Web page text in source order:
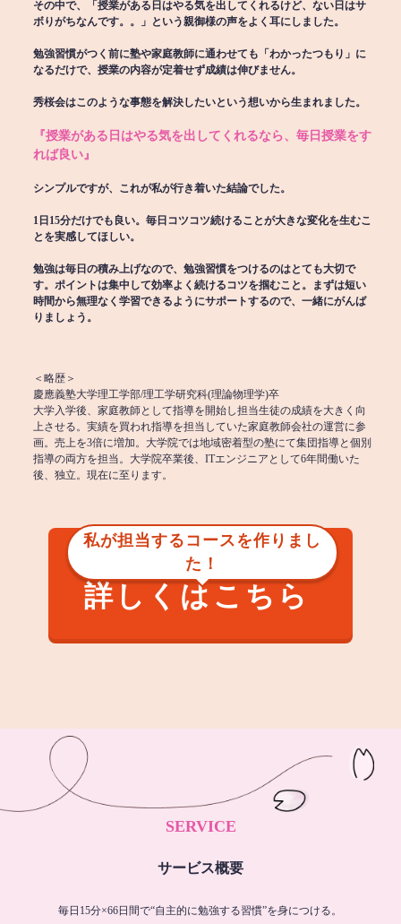
その中で、「授業がある日はやる気を出してくれるけど、ない日はサ
ボりがちなんです。。」という親御様の声をよく耳にしました。
勉強習慣がつく前に塾や家庭教師に通わせても「わかったつもり」に
なるだけで、授業の内容が定着せず成績は伸びません。
秀桜会はこのような事態を解決したいという想いから生まれました。
『授業がある日はやる気を出してくれるなら、毎日授業をす
れば良い』
シンプルですが、これが私が行き着いた結論でした。
1日15分だけでも良い。毎日コツコツ続けることが大きな変化を生むこ
とを実感してほしい。
勉強は毎日の積み上げなので、勉強習慣をつけるのはとても大切で
す。ポイントは集中して効率よく続けるコツを掴むこと。まずは短い
時間から無理なく学習できるようにサポートするので、一緒にがんば
りましょう。
＜略歴＞
慶應義塾大学理工学部/理工学研究科(理論物理学)卒
大学入学後、家庭教師として指導を開始し担当生徒の成績を大きく向
上させる。実績を買われ指導を担当していた家庭教師会社の運営に参
画。売上を3倍に増加。大学院では地域密着型の塾にて集団指導と個別
指導の両方を担当。大学院卒業後、ITエンジニアとして6年間働いた
後、独立。現在に至ります。
私が担当するコースを作りまし
た！
詳しくはこちら
SERVICE
サービス概要
毎日15分×66日間で“自主的に勉強する習慣”を身につける。